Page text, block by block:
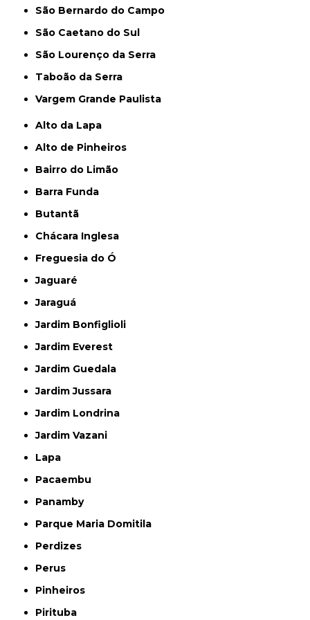
São Bernardo do Campo
São Caetano do Sul
São Lourenço da Serra
Taboão da Serra
Vargem Grande Paulista
Alto da Lapa
Alto de Pinheiros
Bairro do Limão
Barra Funda
Butantã
Chácara Inglesa
Freguesia do Ó
Jaguaré
Jaraguá
Jardim Bonfiglioli
Jardim Everest
Jardim Guedala
Jardim Jussara
Jardim Londrina
Jardim Vazani
Lapa
Pacaembu
Panamby
Parque Maria Domitila
Perdizes
Perus
Pinheiros
Pirituba